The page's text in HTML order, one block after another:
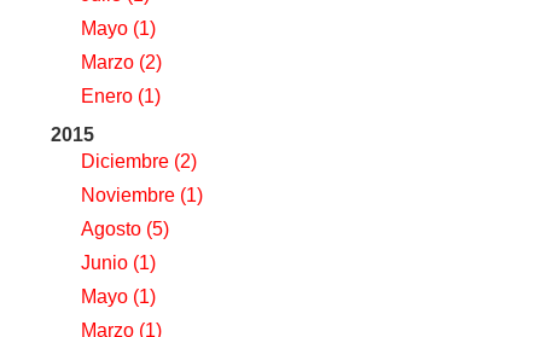
Mayo (1)
Marzo (2)
Enero (1)
2015
Diciembre (2)
Noviembre (1)
Agosto (5)
Junio (1)
Mayo (1)
Marzo (1)